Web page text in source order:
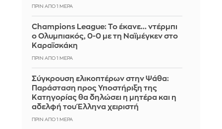
ΠΡΙΝ ΑΠΌ 1 ΜΈΡΑ
Champions League: Το έκανε... ντέρμπι
ο Ολυμπιακός, 0-0 με τη Ναϊμέγκεν στο
Καραϊσκάκη
ΠΡΙΝ ΑΠΌ 1 ΜΈΡΑ
Σύγκρουση ελικοπτέρων στην Ψάθα:
Παράσταση προς Υποστήριξη της
Κατηγορίας θα δηλώσει η μητέρα και η
αδελφή του Έλληνα χειριστή
ΠΡΙΝ ΑΠΌ 1 ΜΈΡΑ